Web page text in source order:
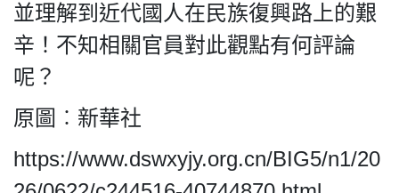
並理解到近代國人在民族復興路上的艱
辛！不知相關官員對此觀點有何評論
呢？
原圖︰新華社
https://www.dswxyjy.org.cn/BIG5/n1/20